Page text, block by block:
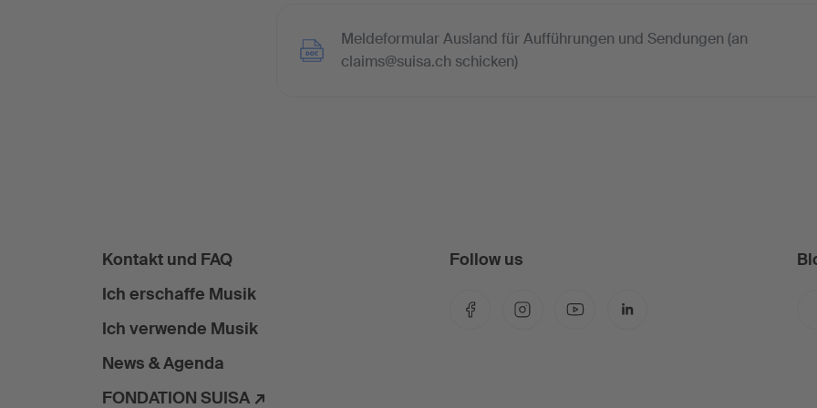
Meldeformular Ausland für Aufführungen und Sendungen (an
claims@suisa.ch schicken)
Kontakt und FAQ
Ich erschaffe Musik
Ich verwende Musik
News & Agenda
FONDATION SUISA ↗
Follow us
FacebookInstagram